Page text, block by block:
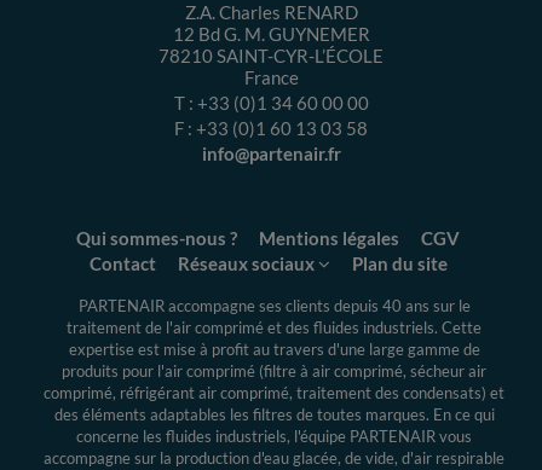
Z.A. Charles RENARD
12 Bd G. M. GUYNEMER
78210SAINT-CYR-L’ÉCOLE
France
T : +33 (0)1 34 60 00 00
F : +33 (0)1 60 13 03 58
info@partenair.fr
Qui sommes-nous ? Mentions légales
CGV
Contact
Réseaux sociaux Plan du site
PARTENAIR accompagne ses clients depuis 40 ans sur le
traitement de l'air comprimé et des fluides industriels. Cette
expertiseest mise à profit au travers d'une large gamme de
produits pour l'air comprimé (filtre à air comprimé, sécheur air
comprimé, réfrigérant air comprimé, traitement des condensats) et
des éléments adaptables les filtres de toutes marques. En ce qui
concerne les fluides industriels, l'équipe PARTENAIR vous
accompagne sur la production d'eau glacée, de vide, d'air respirable